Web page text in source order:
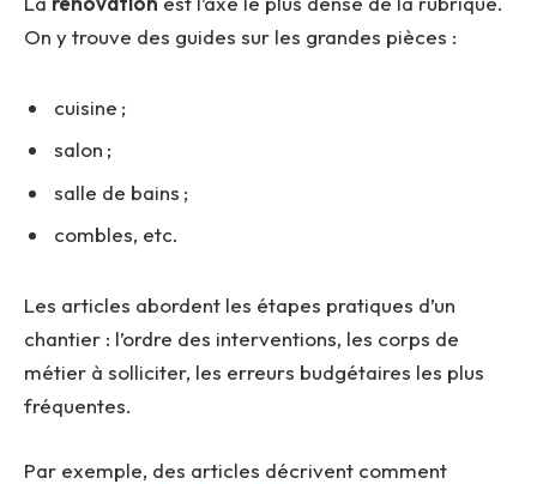
On y trouve des guides sur les grandes pièces :
cuisine ;
salon ;
salle de bains ;
combles, etc.
Les articles abordent les étapes pratiques d’un
chantier : l’ordre des interventions, les corps de
métier à solliciter, les erreurs budgétaires les plus
fréquentes.
Par exemple, des articles décrivent comment